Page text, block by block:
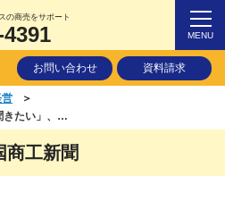
の商売をサポート
MENU
お問い合わせ 資料請求
営
＞
北海道北見市 「業者の生の声聞きたい」、振興策巡り民商と懇談 北見民商 「若手の発掘、育成を」
商工新聞